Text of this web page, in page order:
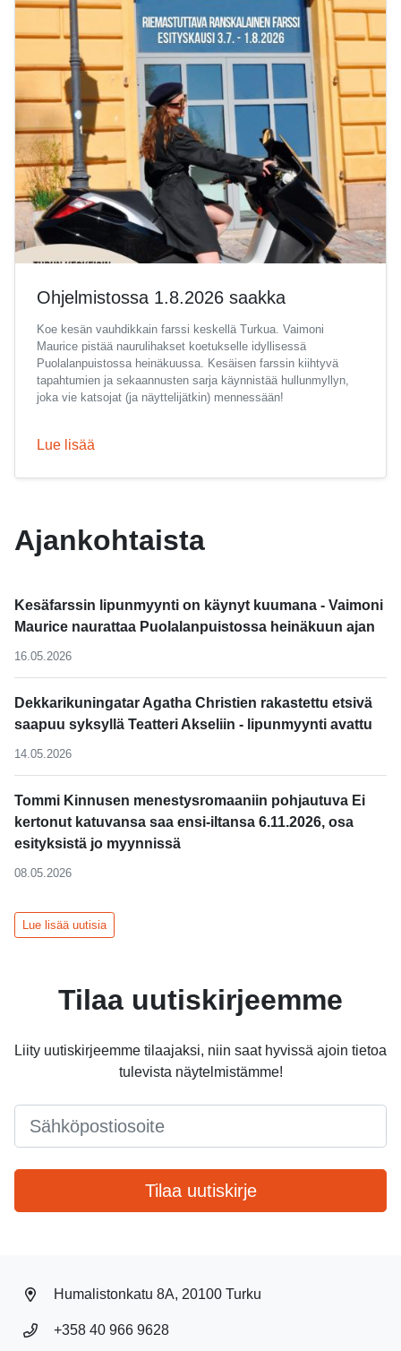
Ajankohtaista
Kesäfarssin lipunmyynti on käynyt kuumana - Vaimoni
Maurice naurattaa Puolalanpuistossa heinäkuun ajan
16.05.2026
Dekkarikuningatar Agatha Christien rakastettu etsivä
saapuu syksyllä Teatteri Akseliin - lipunmyynti avattu
14.05.2026
Tommi Kinnusen menestysromaaniin pohjautuva Ei
kertonut katuvansa saa ensi-iltansa 6.11.2026, osa
esityksistä jo myynnissä
08.05.2026
Lue lisää uutisia
Ohjelmistossa 1.8.2026 saakka
Koe kesän vauhdikkain farssi keskellä Turkua. Vaimoni
Maurice pistää naurulihakset koetukselle idyllisessä
Puolalanpuistossa heinäkuussa. Kesäisen farssin kiihtyvä
tapahtumien ja sekaannusten sarja käynnistää hullunmyllyn,
joka vie katsojat (ja näyttelijätkin) mennessään!
Lue lisää
Tilaa uutiskirjeemme
Liity uutiskirjeemme tilaajaksi, niin saat hyvissä ajoin tietoa
tulevista näytelmistämme!
Tilaa uutiskirje
Humalistonkatu 8A, 20100 Turku
+358 40 966 9628